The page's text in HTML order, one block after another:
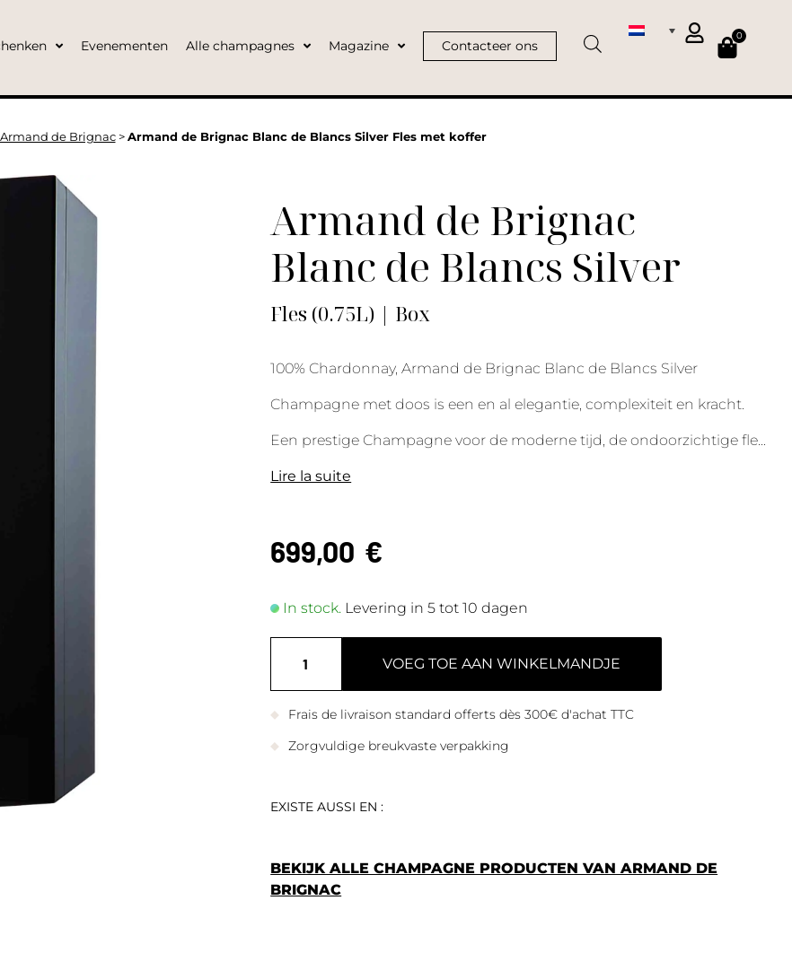
Evenementen Alle champagnes Magazine Contacteer ons
0
Armand de Brignac> Armand de Brignac Blanc de Blancs Silver Fles met koffer
Armand de Brignac
Blanc de Blancs Silver
Fles (0.75L) | Box
100% Chardonnay, Armand de Brignac Blanc de Blancs Silver
Champagne met doos is een en al elegantie, complexiteit en kracht.
Een prestige Champagne voor de moderne tijd, de ondoorzichtige fle
Lire la suite
699,00 €
In stock. Levering in 5 tot 10 dagen
VOEG TOE AAN WINKELMANDJE
Frais de livraison standard offerts dès 300€ d'achat TTC
Zorgvuldige breukvaste verpakking
EXISTE AUSSI EN :
BEKIJK ALLE CHAMPAGNE PRODUCTEN VAN ARMAND DE
BRIGNAC